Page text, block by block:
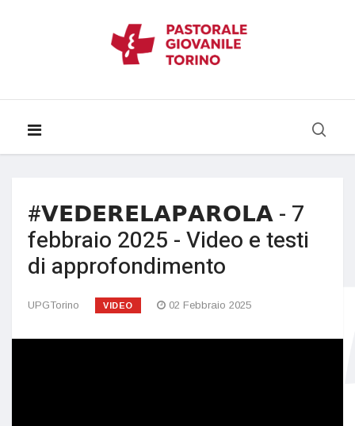
#𝗩𝗘𝗗𝗘𝗥𝗘𝗟𝗔𝗣𝗔𝗥𝗢𝗟𝗔 - 7
febbraio 2025 - Video e testi
di approfondimento
UPGTorino VIDEO 02 Febbraio 2025